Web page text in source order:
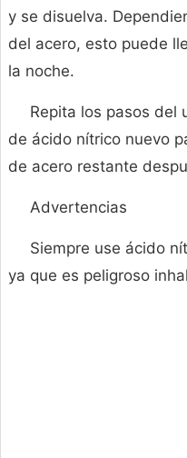
y se disuelva.
del acero, esto puede
la noche.
Repita los pasos del
de ácido nítrico nuevo
de acero restante
Advertencias
Siempre use ácido
ya que es peligroso